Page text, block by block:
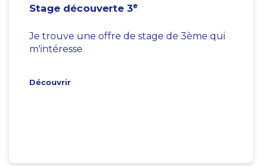
Stage découverte 3e
Je trouve une offre de stage de 3ème qui
m'intéresse
Découvrir